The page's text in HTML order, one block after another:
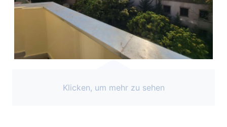
Klicken, um mehr zu sehen